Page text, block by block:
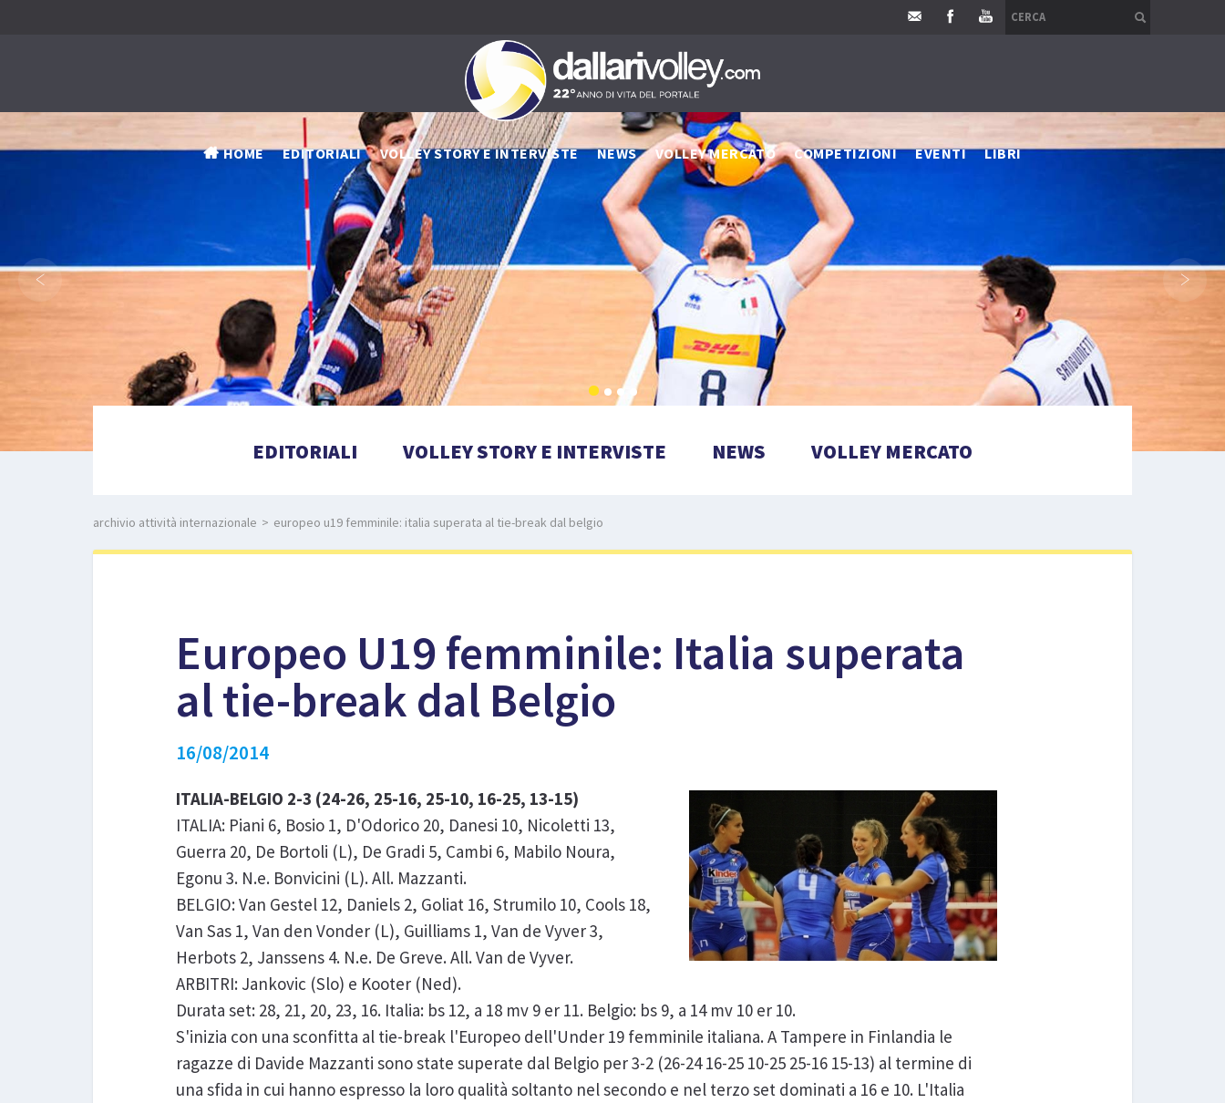
HOME EDITORIALI VOLLEY STORY E INTERVISTE NEWS VOLLEY MERCATO COMPETIZIONI EVENTI LIBRI
‹ ›
EDITORIALI VOLLEY STORY E INTERVISTE NEWS VOLLEY MERCATO
archivio attività internazionale > europeo u19 femminile: italia superata al tie-break dal belgio
Europeo U19 femminile: Italia superata
al tie-break dal Belgio
16/08/2014
ITALIA-BELGIO 2-3 (24-26, 25-16, 25-10, 16-25, 13-15)
ITALIA: Piani 6, Bosio 1, D'Odorico 20, Danesi 10, Nicoletti 13,
Guerra 20, De Bortoli (L), De Gradi 5, Cambi 6, Mabilo Noura,
Egonu 3. N.e. Bonvicini (L). All. Mazzanti.
BELGIO: Van Gestel 12, Daniels 2, Goliat 16, Strumilo 10, Cools 18,
Van Sas 1, Van den Vonder (L), Guilliams 1, Van de Vyver 3,
Herbots 2, Janssens 4. N.e. De Greve. All. Van de Vyver.
ARBITRI: Jankovic (Slo) e Kooter (Ned).
Durata set: 28, 21, 20, 23, 16. Italia: bs 12, a 18 mv 9 er 11. Belgio: bs 9, a 14 mv 10 er 10.
S'inizia con una sconfitta al tie-break l'Europeo dell'Under 19 femminile italiana. A Tampere in Finlandia le
ragazze di Davide Mazzanti sono state superate dal Belgio per 3-2 (26-24 16-25 10-25 25-16 15-13) al termine di
una sfida in cui hanno espresso la loro qualità soltanto nel secondo e nel terzo set dominati a 16 e 10. L'Italia